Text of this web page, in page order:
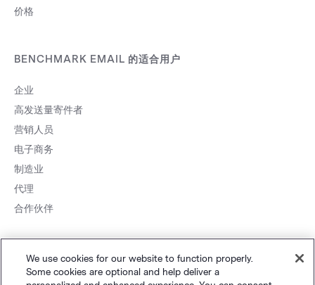
价格
BENCHMARK EMAIL 的适合用户
企业
高发送量寄件者
营销人员
电子商务
制造业
代理
合作伙伴
We use cookies for our website to function properly.
Some cookies are optional and help deliver a